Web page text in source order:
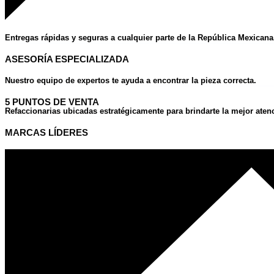
Entregas rápidas y seguras a cualquier parte de la República
ASESORÍA ESPECIALIZADA
Nuestro equipo de expertos te ayuda a encontrar la pieza correcta.
5 PUNTOS DE VENTA
Refaccionarias ubicadas estratégicamente para brindarte la mejor
MARCAS LÍDERES